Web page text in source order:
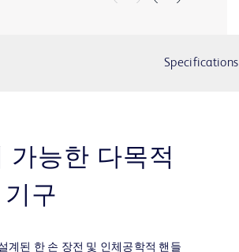
Specifications
가능한 다목적
구
계된 한 손 장전 및 인체공학적 핸들